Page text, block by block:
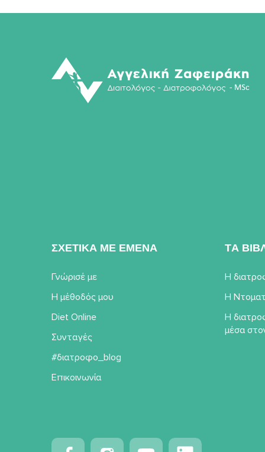
ΣΧΕΤΙΚΑ ΜΕ ΕΜΕΝΑ
Γνώρισέ με
Η μέθοδός μου
Diet Online
Συνταγές
#διατροφο_blog
Επικοινωνία
TΑ
Η
Η
Η
μέσα